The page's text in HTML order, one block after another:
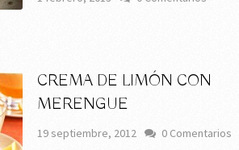
CREMA DE LIMÓN CON
MERENGUE
19 septiembre, 2012 0 Comentarios